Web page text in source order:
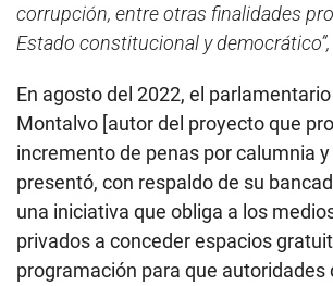
corrupción, entre otras finalidades
Estado constitucional y democrático”,
En agosto del 2022, el
Montalvo [autor del proyecto que
incremento de penas por calumnia
presentó, con respaldo de su
una iniciativa que obliga a los
privados a conceder espacios
programación para que autoridades